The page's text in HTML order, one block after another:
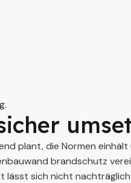
plant, die Normen einhält
brandschutz
lässt sich nicht nachträglich